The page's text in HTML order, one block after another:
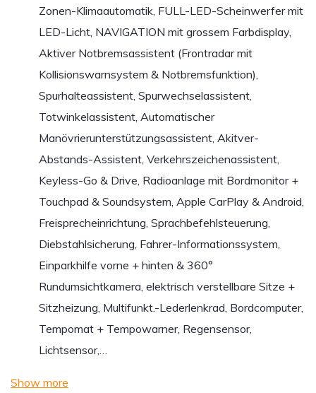
Zonen-Klimaautomatik, FULL-LED-Scheinwerfer mit
LED-Licht, NAVIGATION mit grossem Farbdisplay,
Aktiver Notbremsassistent (Frontradar mit
Kollisionswarnsystem & Notbremsfunktion),
Spurhalteassistent, Spurwechselassistent,
Totwinkelassistent, Automatischer
Manövrierunterstützungsassistent, Akitver-
Abstands-Assistent, Verkehrszeichenassistent,
Keyless-Go & Drive, Radioanlage mit Bordmonitor +
Touchpad & Soundsystem, Apple CarPlay & Android,
Freisprecheinrichtung, Sprachbefehlsteuerung,
Diebstahlsicherung, Fahrer-Informationssystem,
Einparkhilfe vorne + hinten & 360°
Rundumsichtkamera, elektrisch verstellbare Sitze +
Sitzheizung, Multifunkt.-Lederlenkrad, Bordcomputer,
Tempomat + Tempowarner, Regensensor,
Lichtsensor,…
Show more